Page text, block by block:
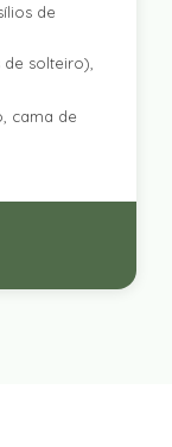
de
de solteiro),
cama de